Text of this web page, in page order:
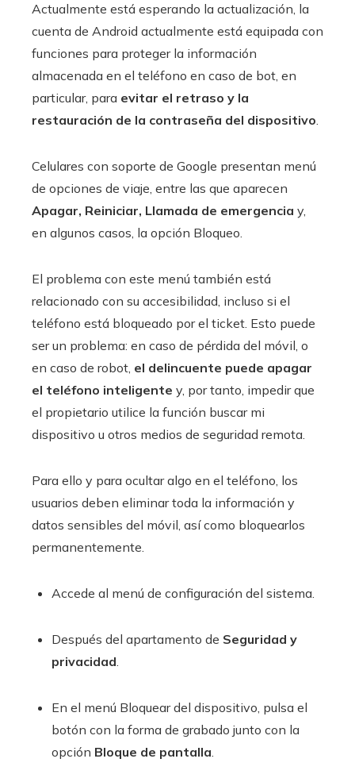
Actualmente está esperando la actualización, la
cuenta de Android actualmente está equipada con
funciones para proteger la información
almacenada en el teléfono en caso de bot, en
particular, para evitar el retraso y la
restauración de la contraseña del dispositivo.
Celulares con soporte de Google presentan menú
de opciones de viaje, entre las que aparecen
Apagar, Reiniciar, Llamada de emergencia y,
en algunos casos, la opción Bloqueo.
El problema con este menú también está
relacionado con su accesibilidad, incluso si el
teléfono está bloqueado por el ticket. Esto puede
ser un problema: en caso de pérdida del móvil, o
en caso de robot, el delincuente puede apagar
el teléfono inteligente y, por tanto, impedir que
el propietario utilice la función buscar mi
dispositivo u otros medios de seguridad remota.
Para ello y para ocultar algo en el teléfono, los
usuarios deben eliminar toda la información y
datos sensibles del móvil, así como bloquearlos
permanentemente.
Accede al menú de configuración del sistema.
Después del apartamento de Seguridad y
privacidad.
En el menú Bloquear del dispositivo, pulsa el
botón con la forma de grabado junto con la
opción Bloque de pantalla.